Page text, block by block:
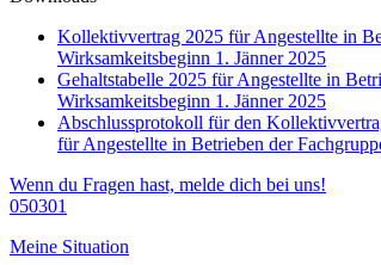
Kollektivvertrag 2025 für Angestellte in
Wirksamkeitsbeginn 1. Jänner 2025
Gehaltstabelle 2025 für Angestellte in
Wirksamkeitsbeginn 1. Jänner 2025
Abschlussprotokoll für den
für Angestellte in Betrieben der
Wenn du Fragen hast, melde dich bei uns!
050301
Meine Situation